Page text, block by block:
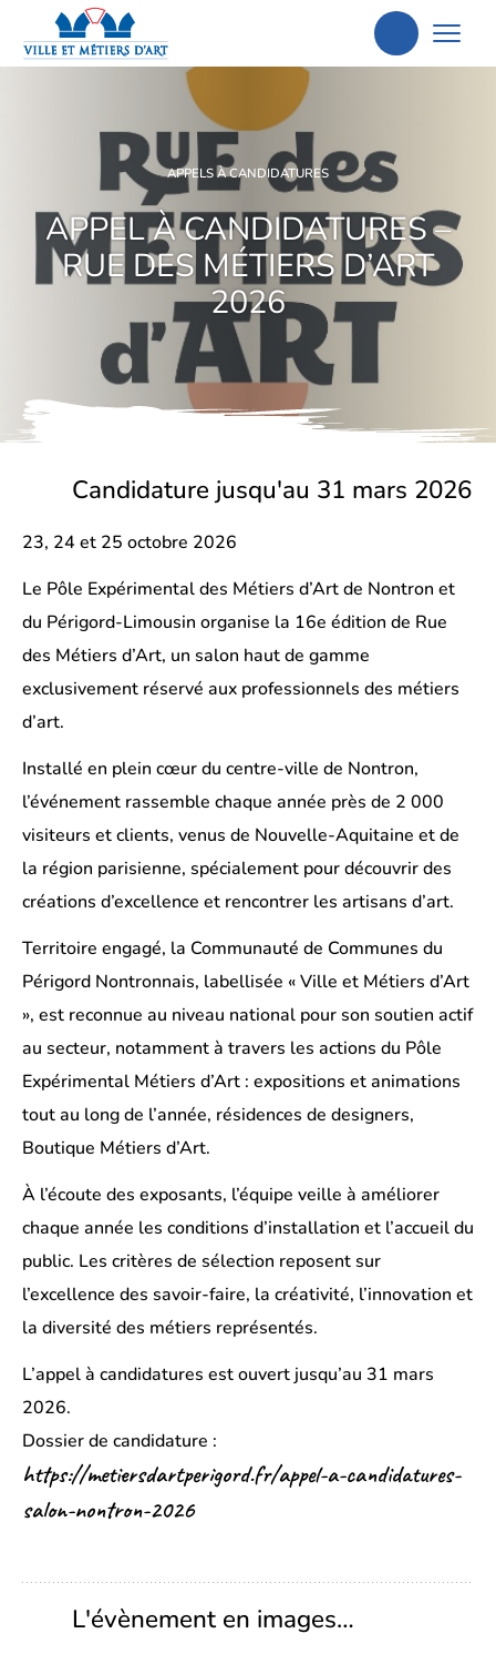
Aller
recherche
APPELS À CANDIDATURES
APPEL À CANDIDATURES –
RUE DES MÉTIERS D’ART
2026
Candidature jusqu'au 31 mars 2026
23, 24 et 25 octobre 2026
Le Pôle Expérimental des Métiers d’Art de Nontron et
du Périgord-Limousin organise la 16e édition de Rue
des Métiers d’Art, un salon haut de gamme
exclusivement réservé aux professionnels des métiers
d’art.
Installé en plein cœur du centre-ville de Nontron,
l’événement rassemble chaque année près de 2 000
visiteurs et clients, venus de Nouvelle-Aquitaine et de
la région parisienne, spécialement pour découvrir des
créations d’excellence et rencontrer les artisans d’art.
Territoire engagé, la Communauté de Communes du
Périgord Nontronnais, labellisée « Ville et Métiers d’Art
», est reconnue au niveau national pour son soutien actif
au secteur, notamment à travers les actions du Pôle
Expérimental Métiers d’Art : expositions et animations
tout au long de l’année, résidences de designers,
Boutique Métiers d’Art.
À l’écoute des exposants, l’équipe veille à améliorer
chaque année les conditions d’installation et l’accueil du
public. Les critères de sélection reposent sur
l’excellence des savoir-faire, la créativité, l’innovation et
la diversité des métiers représentés.
L’appel à candidatures est ouvert jusqu’au 31 mars
2026.
Dossier de candidature :
https://metiersdartperigord.fr/appel-a-candidatures-
salon-nontron-2026
L'évènement en images…